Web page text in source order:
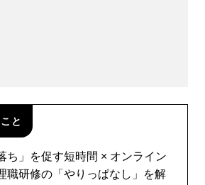
と
ち」を促す短時間 × オンライン
職研修の「やりっぱなし」を解